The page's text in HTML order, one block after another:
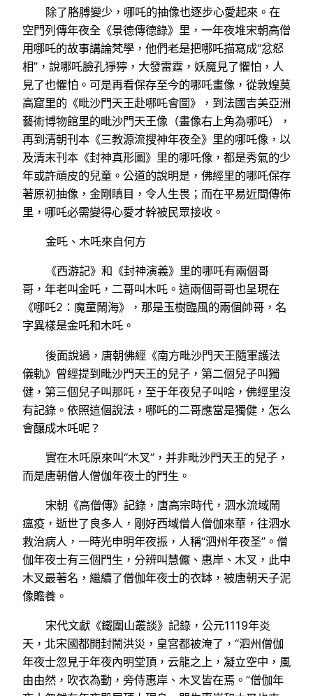
除了胳膊變少，哪吒的抽像也逐步心愛起來。在
空門列傳年夜全《景德傳德錄》里，一年夜堆宋朝高僧
用哪吒的故事講論梵學，他們老是把哪吒描寫成“忿怒
相”，說哪吒臉孔猙獰，大發雷霆，妖魔見了懼怕，人
見了也懼怕。可是再看保存至今的哪吒畫像，從敦煌莫
高窟里的《毗沙門天王赴哪吒會圖》，到法國吉美亞洲
藝術博物館里的毗沙門天王像（畫像右上角為哪吒），
再到清朝刊本《三教源流搜神年夜全》里的哪吒像，以
及清末刊本《封神真形圖》里的哪吒像，都是秀氣的少
年或許頑皮的兒童。公道的說明是，佛經里的哪吒保存
著原初抽像，金剛瞋目，令人生畏；而在平易近間傳佈
里，哪吒必需變得心愛才幹被民眾接收。
金吒、木吒來自何方
《西游記》和《封神演義》里的哪吒有兩個哥
哥，年老叫金吒，二哥叫木吒。這兩個哥哥也呈現在
《哪吒2：魔童鬧海》，那是玉樹臨風的兩個帥哥，名
字異樣是金吒和木吒。
後面說過，唐朝佛經《南方毗沙門天王隨軍護法
儀軌》曾經提到毗沙門天王的兒子，第二個兒子叫獨
健，第三個兒子叫那吒，至于年夜兒子叫啥，佛經里沒
有記錄。依照這個說法，哪吒的二哥應當是獨健，怎么
會釀成木吒呢？
實在木吒原來叫“木叉”，并非毗沙門天王的兒子，
而是唐朝僧人僧伽年夜士的門生。
宋朝《高僧傳》記錄，唐高宗時代，泗水流域鬧
瘟疫，逝世了良多人，剛好西域僧人僧伽來華，往泗水
救治病人，一時光申明年夜振，人稱“泗州年夜圣”。僧
伽年夜士有三個門生，分辨叫慧儼、惠岸、木叉，此中
木叉最著名，繼續了僧伽年夜士的衣缽，被唐朝天子泥
像贍養。
宋代文獻《鐵圍山叢談》記錄，公元1119年炎
天，北宋國都開封鬧洪災，皇宮都被淹了，“泗州僧伽
年夜士忽見于年夜內明堂頂，云龍之上，凝立空中，風
由由然，吹衣為動，旁侍惠岸、木叉皆在焉。”僧伽年